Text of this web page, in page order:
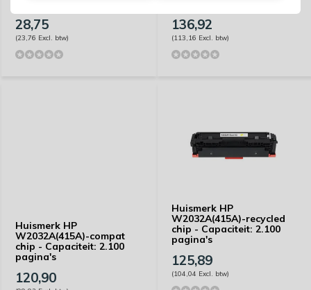
28,75
(23,76 Excl. btw)
136,92
(113,16 Excl. btw)
Huismerk HP
W2032A(415A)-compat
chip - Capaciteit: 2.100
pagina's
120,90
Huismerk HP
W2032A(415A)-recycled
chip - Capaciteit: 2.100
pagina's
125,89
(104,04 Excl. btw)